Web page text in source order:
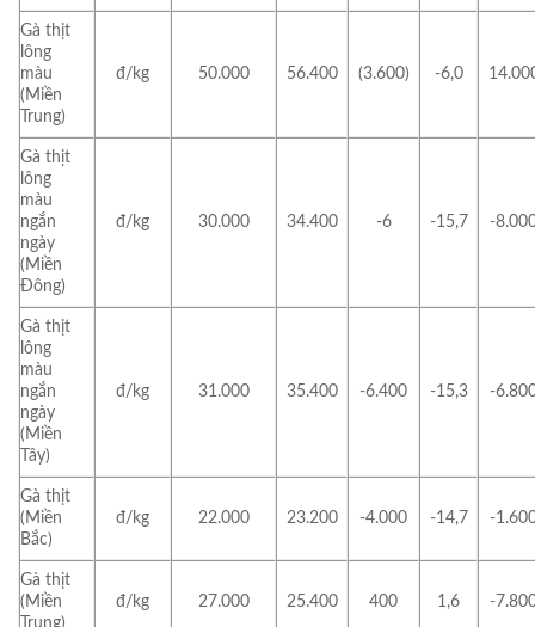
Gà thịt
lông
màu
(Miền
Trung)
đ/kg 50.000 56.400 (3.600) -6,0
Gà thịt
lông
màu
ngắn
ngày
(Miền
Đông)
đ/kg 30.000 34.400 -6 -15,7 -
Gà thịt
lông
màu
ngắn
ngày
(Miền
Tây)
đ/kg 31.000 35.400 -6.400 -15,3 -
Gà thịt
(Miền
Bắc)
đ/kg 22.000 23.200 -4.000 -14,7 -
Gà thịt
(Miền
Trung)
đ/kg 27.000 25.400 400 1,6 -